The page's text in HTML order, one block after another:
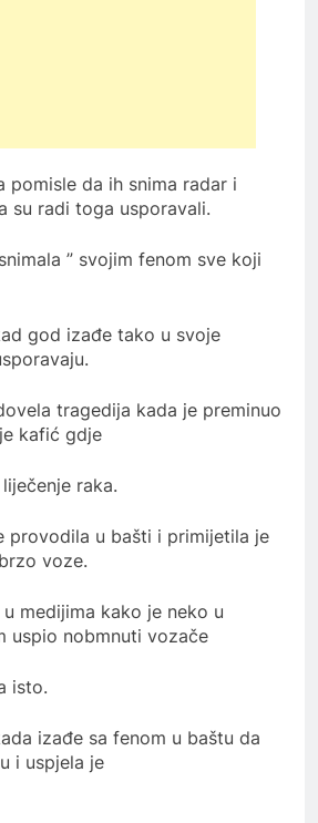
pomisle da ih snima radar i
su radi toga usporavali.
” svojim fenom sve koji
god izađe tako u svoje
tragedija kada je preminuo
kafić gdje
raka.
provodila u bašti i primijetila je
voze.
medijima kako je neko u
uspio nobmnuti vozače
isto.
izađe sa fenom u baštu da
i uspjela je